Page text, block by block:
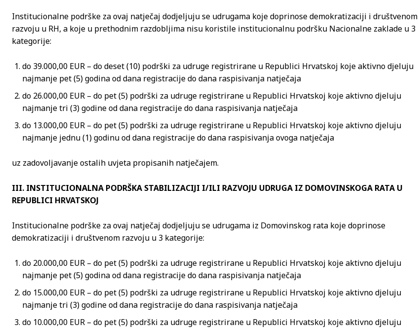
Institucionalne podrške za ovaj natječaj dodjeljuju se udrugama koje doprinose demokratizaciji i društvenom
razvoju u RH, a koje u prethodnim razdobljima nisu koristile institucionalnu podršku Nacionalne zaklade u 3
kategorije:
do 39.000,00 EUR – do deset (10) podrški za udruge registrirane u Republici Hrvatskoj koje aktivno djeluju
najmanje pet (5) godina od dana registracije do dana raspisivanja natječaja
do 26.000,00 EUR – do pet (5) podrški za udruge registrirane u Republici Hrvatskoj koje aktivno djeluju
najmanje tri (3) godine od dana registracije do dana raspisivanja natječaja
do 13.000,00 EUR – do pet (5) podrški za udruge registrirane u Republici Hrvatskoj koje aktivno djeluju
najmanje jednu (1) godinu od dana registracije do dana raspisivanja ovoga natječaja
uz zadovoljavanje ostalih uvjeta propisanih natječajem.
III. INSTITUCIONALNA PODRŠKA STABILIZACIJI I/ILI RAZVOJU UDRUGA IZ DOMOVINSKOGA RATA U
REPUBLICI HRVATSKOJ
Institucionalne podrške za ovaj natječaj dodjeljuju se udrugama iz Domovinskog rata koje doprinose
demokratizaciji i društvenom razvoju u 3 kategorije:
do 20.000,00 EUR – do pet (5) podrški za udruge registrirane u Republici Hrvatskoj koje aktivno djeluju
najmanje pet (5) godina od dana registracije do dana raspisivanja natječaja
do 15.000,00 EUR – do pet (5) podrški za udruge registrirane u Republici Hrvatskoj koje aktivno djeluju
najmanje tri (3) godine od dana registracije do dana raspisivanja natječaja
do 10.000,00 EUR – do pet (5) podrški za udruge registrirane u Republici Hrvatskoj koje aktivno djeluju